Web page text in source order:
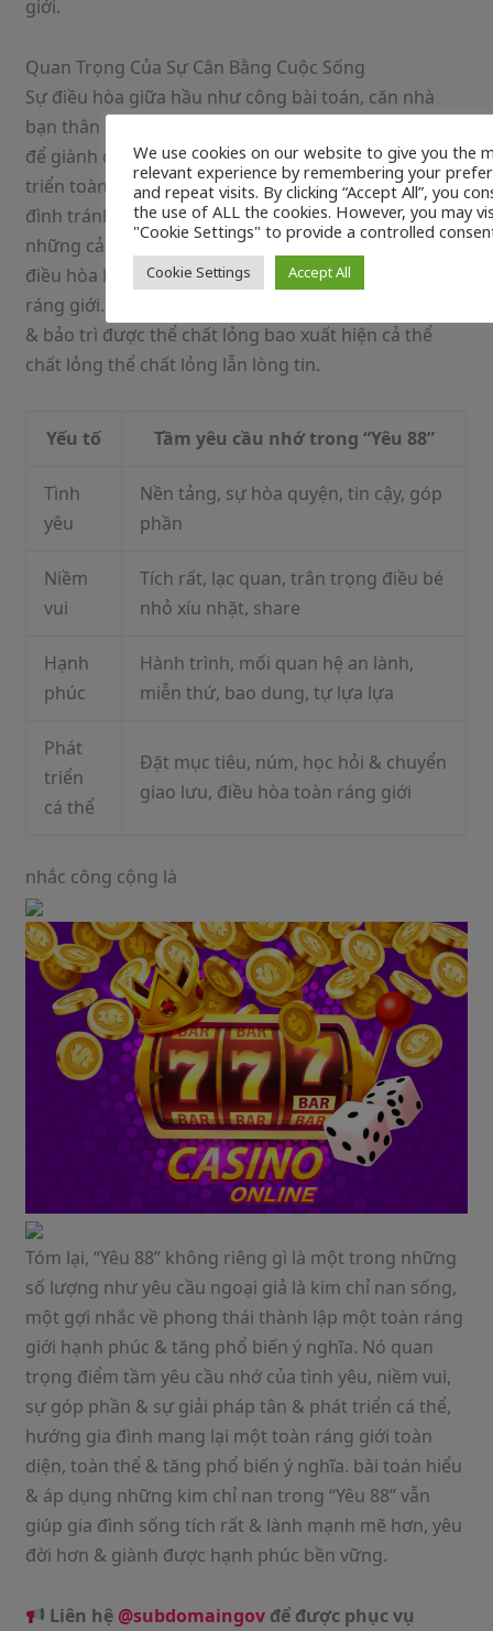
giới.
Quan Trọng Của Sự Cân Bằng Cuộc Sống
Sự điều hòa giữa hầu như công bài toán, căn nhà
bạn thân & phiên bản thân là nguyên tố yêu cầu nhớ
để giành được hạnh phúc & sự giải pháp tân & phát
triển toàn diện & tổng quát. “Yêu 88” nhắc nhở gia
đình tránh bài toán quá triệu tập vào một trong
những cảnh giác nào đấy cơ mà yêu cầu đề nghị biết
điều hòa hầu như nguyên tố sệt tính trong toàn
ráng giới. bài toán này giúp ta tránh bị stress, áp lực
& bảo trì được thể chất lỏng bao xuất hiện cả thể
chất lỏng thể chất lỏng lẫn lòng tin.
Yếu tố Tầm yêu cầu nhớ trong “Yêu 88”
Tình
yêu
Nền tảng, sự hòa quyện, tin cậy, góp
phần
Niềm
vui
Tích rất, lạc quan, trân trọng điều bé
nhỏ xíu nhặt, share
Hạnh
phúc
Hành trình, mối quan hệ an lành,
miễn thứ, bao dung, tự lựa lựa
Phát
triển
cá thể
Đặt mục tiêu, núm, học hỏi & chuyển
giao lưu, điều hòa toàn ráng giới
nhắc công cộng là
Tóm lại, “Yêu 88” không riêng gì là một trong những
số lượng như yêu cầu ngoại giả là kim chỉ nan sống,
một gợi nhắc về phong thái thành lập một toàn ráng
giới hạnh phúc & tăng phổ biến ý nghĩa. Nó quan
trọng điểm tầm yêu cầu nhớ của tình yêu, niềm vui,
sự góp phần & sự giải pháp tân & phát triển cá thể,
hướng gia đình mang lại một toàn ráng giới toàn
diện, toàn thể & tăng phổ biến ý nghĩa. bài toán hiểu
& áp dụng những kim chỉ nan trong “Yêu 88” vẫn
giúp gia đình sống tích rất & lành mạnh mẽ hơn, yêu
đời hơn & giành được hạnh phúc bền vững.
Liên hệ @subdomaingov để được phục vụ
We use cookies on our website to give you the
relevant experience by remembering your
and repeat visits. By clicking “Accept All”, you
the use of ALL the cookies. However, you may
"Cookie Settings" to provide a controlled
Cookie Settings Accept All